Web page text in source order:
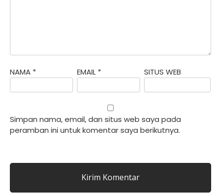
NAMA * EMAIL * SITUS WEB
Simpan nama, email, dan situs web saya pada
peramban ini untuk komentar saya berikutnya.